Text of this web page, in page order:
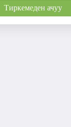
Тиркемеден ачуу